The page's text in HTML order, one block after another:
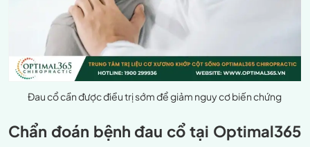
Đau cổ cần được điều trị sớm để giảm nguy cơ biến chứng
Chẩn đoán bệnh đau cổ tại Optimal365